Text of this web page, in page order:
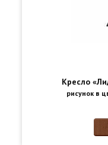
Кресло
рисунок в